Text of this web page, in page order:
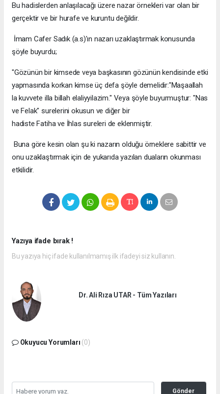
Bu hadislerden anlaşılacağı üzere nazar örnekleri var olan bir
gerçektir ve bir hurafe ve kuruntu değildir.
İmam Cafer Sadık (a.s)'ın nazarı uzaklaştırmak konusunda
şöyle buyurdu;
"Gözünün bir kimsede veya başkasının gözünün kendisinde etki
yapmasında korkan kimse üç defa şöyle demelidir:"Maşaallah
la kuvvete illa billah elaliyyilazim." Veya şöyle buyurmuştur: "Nas
ve Felak" surelerini okusun ve diğer bir
hadiste Fatiha ve İhlas sureleri de eklenmiştir.
Buna göre kesin olan şu ki nazarın olduğu örneklere sabittir ve
onu uzaklaştırmak için de yukarıda yazılan duaların okunması
etkilidir.
Yazıya ifade bırak !
Bu yazıya hiç ifade kullanılmamış ilk ifadeyi siz kullanın.
Dr. Ali Rıza UTAR - Tüm Yazıları
Okuyucu Yorumları (0)
Gönder